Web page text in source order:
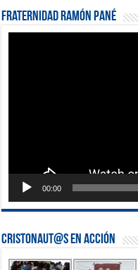
Fraternidad Ramón Pané
00:00
Cristonaut@s en Acción